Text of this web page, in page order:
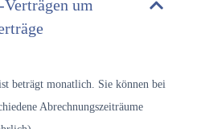
um
beträgt monatlich. Sie können bei
Abrechnungszeiträume